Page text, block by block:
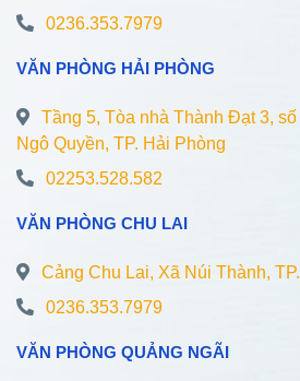
0236.353.7979
VĂN PHÒNG HẢI PHÒNG
Tầng 5, Tòa nhà Thành Đạt 3,
Ngô Quyền, TP. Hải Phòng
02253.528.582
VĂN PHÒNG CHU LAI
Cảng Chu Lai, Xã Núi Thành,
0236.353.7979
VĂN PHÒNG QUẢNG NGÃI